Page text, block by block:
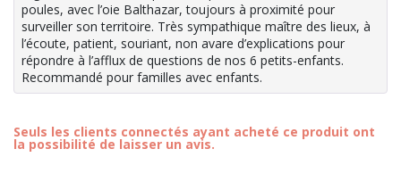
poules, avec l’oie Balthazar, toujours à proximité pour
surveiller son territoire. Très sympathique maître des lieux, à
l’écoute, patient, souriant, non avare d’explications pour
répondre à l’afflux de questions de nos 6 petits-enfants.
Recommandé pour familles avec enfants.
Seuls les clients connectés ayant acheté ce produit ont
la possibilité de laisser un avis.